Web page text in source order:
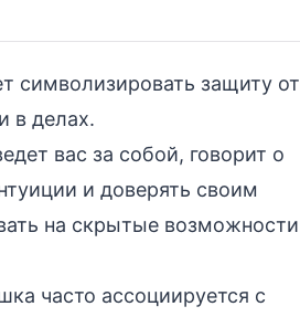
символизировать защиту от
в делах.
вас за собой, говорит о
и доверять своим
на скрытые возможности
часто ассоциируется с